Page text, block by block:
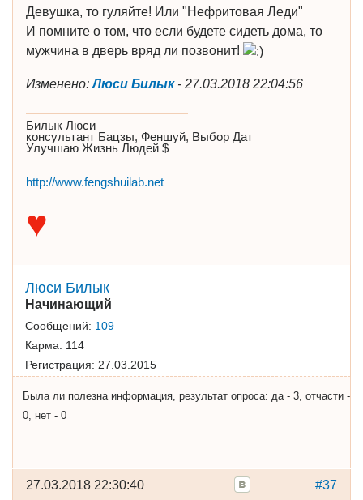
Девушка, то гуляйте! Или "Нефритовая Леди"
И помните о том, что если будете сидеть дома, то
мужчина в дверь вряд ли позвонит!
Изменено:Люси Билык- 27.03.2018 22:04:56
Билык Люси
консультант Бацзы, Феншуй, Выбор Дат
Улучшаю Жизнь Людей $
http://www.fengshuilab.net
♥
Люси Билык
Начинающий
Сообщений: 109
Карма: 114
Регистрация: 27.03.2015
Была ли полезна информация, результат опроса: да - 3, отчасти -
0, нет - 0
#37
27.03.2018 22:30:40